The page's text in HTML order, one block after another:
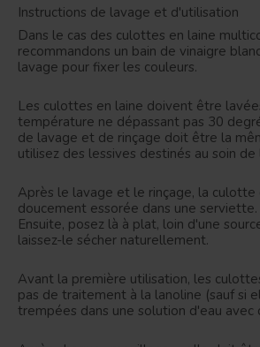
Instructions de lavage et d'utilisation
Dans le cas des culottes en laine
recommandons un bain de vinaigre
lavage pour fixer les couleurs.
Les culottes en laine doivent être
température ne dépassant pas 30
de lavage et de rinçage doit être la
utilisez des lessives destinés au soin de
Après le lavage et le rinçage, la
doucement essorée dans une serviette.
Ensuite, posez là à plat, loin d'une
laissez-le sécher naturellement.
Avant la première utilisation, les
pas de traitement à la lanoline (sauf si
trempées dans une solution d'eau avec